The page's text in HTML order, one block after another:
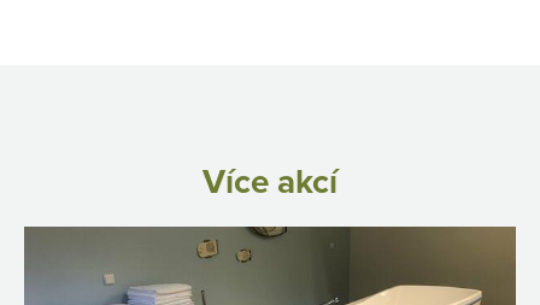
Více akcí